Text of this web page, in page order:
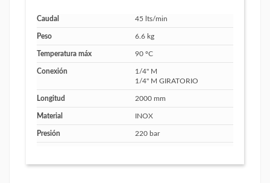
Caudal 45 lts/min
Peso 6.6 kg
Temperatura máx 90 ºC
Conexión
1/4" M
1/4" M GIRATORIO
Longitud 2000 mm
Material INOX
Presión 220 bar